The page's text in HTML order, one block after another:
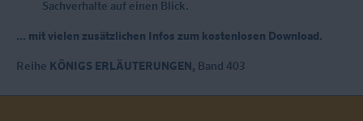
Sachverhalte auf einen Blick.
... mit vielen zusätzlichen Infos zum kostenlosen Download.
Reihe KÖNIGS ERLÄUTERUNGEN, Band 403